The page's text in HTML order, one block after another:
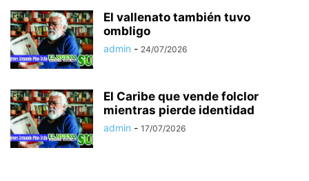
El vallenato también tuvo
ombligo
admin - 24/07/2026
El Caribe que vende folclor
mientras pierde identidad
admin - 17/07/2026